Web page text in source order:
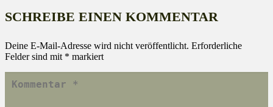
SCHREIBE EINEN KOMMENTAR
Deine E-Mail-Adresse wird nicht veröffentlicht. Erforderliche
Felder sind mit * markiert